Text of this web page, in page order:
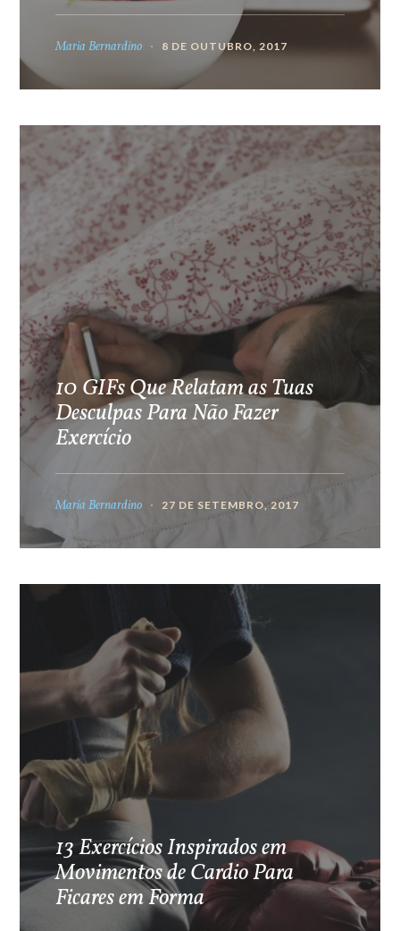
Maria Bernardino 8 DE OUTUBRO, 2017
10 GIFs Que Relatam as Tuas
Desculpas Para Não Fazer
Exercício
Maria Bernardino 27 DE SETEMBRO, 2017
13 Exercícios Inspirados em
Movimentos de Cardio Para
Ficares em Forma